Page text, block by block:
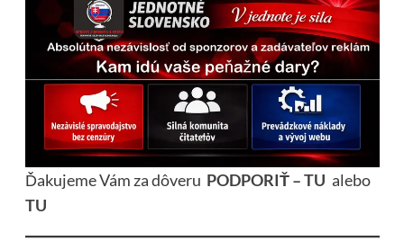
Ďakujeme Vám za dôveru PODPORIŤ – TU alebo
TU